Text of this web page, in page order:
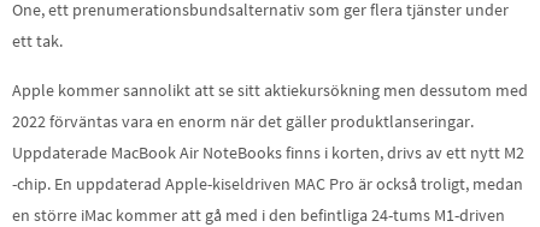
One, ett prenumerationsbundsalternativ som ger flera tjänster under
ett tak.
Apple kommer sannolikt att se sitt aktiekursökning men dessutom med
2022 förväntas vara en enorm när det gäller produktlanseringar.
Uppdaterade MacBook Air NoteBooks finns i korten, drivs av ett nytt M2
-chip. En uppdaterad Apple-kiseldriven MAC Pro är också troligt, medan
en större iMac kommer att gå med i den befintliga 24-tums M1-driven